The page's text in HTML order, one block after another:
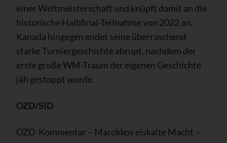
einer Weltmeisterschaft und knüpft damit an die
historische Halbfinal-Teilnahme von 2022 an.
Kanada hingegen endet seine überraschend
starke Turniergeschichte abrupt, nachdem der
erste große WM-Traum der eigenen Geschichte
jäh gestoppt wurde.
OZD/SID
OZD-Kommentar – Marokkos eiskalte Macht –